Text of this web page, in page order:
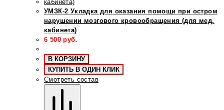
УМЗК-2 Укладка для оказания помощи при остром
нарушении мозгового кровообращения (для мед.
кабинета)
6 500 руб.
В КОРЗИНУ
КУПИТЬ В ОДИН КЛИК
Смотреть состав